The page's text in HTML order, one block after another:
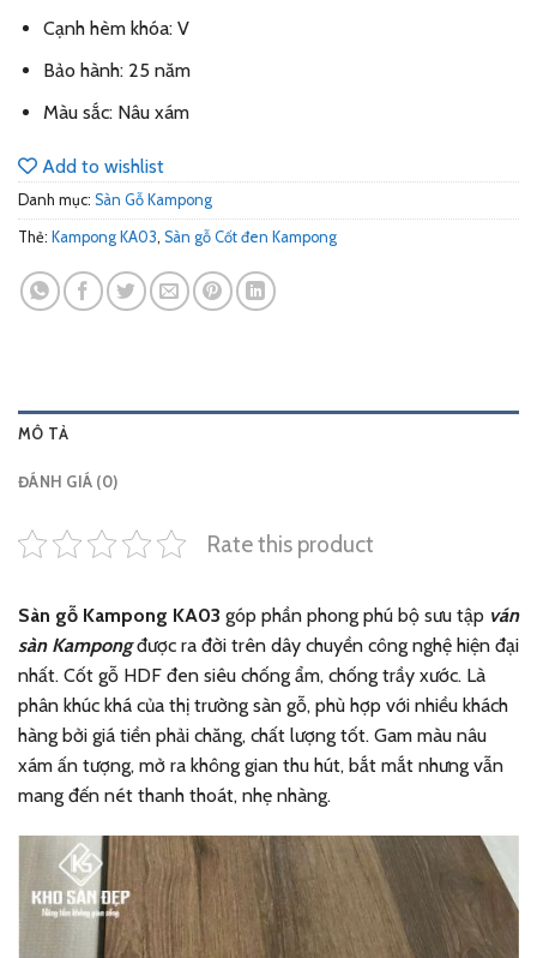
Cạnh hèm khóa: V
Bảo hành: 25 năm
Màu sắc: Nâu xám
Add to wishlist
Danh mục: Sàn Gỗ Kampong
Thẻ: Kampong KA03, Sàn gỗ Cốt đen Kampong
MÔ TẢ
ĐÁNH GIÁ (0)
Rate this product
Sàn gỗ Kampong KA03 góp phần phong phú bộ sưu tập ván
sàn Kampongđược ra đời trên dây chuyền công nghệ hiện đại
nhất. Cốt gỗ HDF đen siêu chống ẩm, chống trầy xước. Là
phân khúc khá của thị trường sàn gỗ, phù hợp với nhiều khách
hàng bởi giá tiền phải chăng, chất lượng tốt. Gam màu nâu
xám ấn tượng, mở ra không gian thu hút, bắt mắt nhưng vẫn
mang đến nét thanh thoát, nhẹ nhàng.